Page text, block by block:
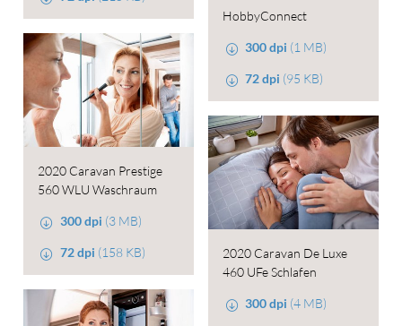
HobbyConnect
300 dpi (1 MB)
72 dpi (95 KB)
2020 Caravan Prestige
560 WLU Waschraum
300 dpi (3 MB)
72 dpi (158 KB)
2020 Caravan De Luxe
460 UFe Schlafen
300 dpi (4 MB)